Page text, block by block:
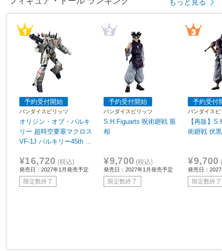
もっと見る
予約受付開始
バンダイスピリッツ
オリジン・オブ・バルキ
リー 超時空要塞マクロス
VF-1J バルキリー45th A
¥16,720 (税込)
発売日：2027年1月発売予定
限定数終了
予約受付開始
バンダイスピリッツ
S.H.Figuarts 呪術廻戦 脹
相
¥9,700 (税込)
発売日：2027年1月発売予定
限定数終了
予約受付
バンダイスピ
【再販】
術廻戦 伏
¥9,700
発売日：
限定数終了